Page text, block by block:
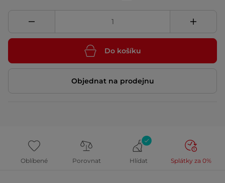
Do košíku
Objednat na prodejnu
Oblíbené Porovnat Hlídat Splátky za 0%